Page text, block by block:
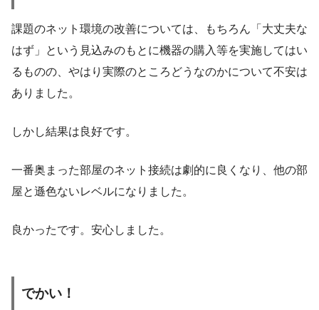
課題のネット環境の改善については、もちろん「大丈夫な
はず」という見込みのもとに機器の購入等を実施してはい
るものの、やはり実際のところどうなのかについて不安は
ありました。
しかし結果は良好です。
一番奥まった部屋のネット接続は劇的に良くなり、他の部
屋と遜色ないレベルになりました。
良かったです。安心しました。
でかい！